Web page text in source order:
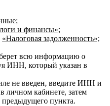
и финансы»;
«Налоговая задолженность»;
всю информацию о
ИНН, который указан в
не введен, введите ИНН и
личном кабинете, затем
пункта.